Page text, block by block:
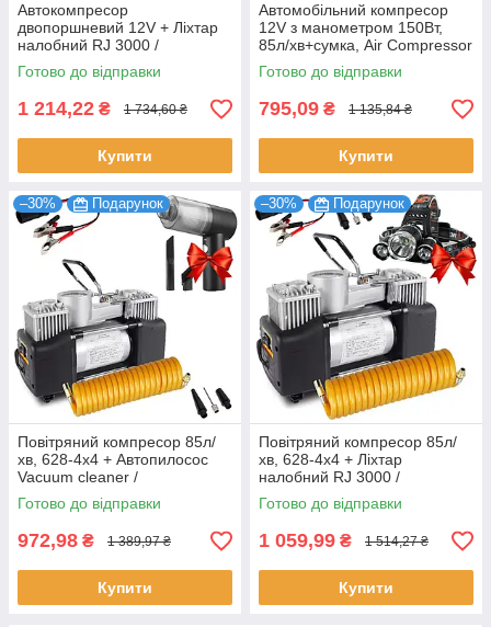
Автокомпресор
двопоршневий 12V + Ліхтар
налобний RJ 3000 /
Автомобільний насос 85л/хв
Готово до відправки
1 214,22 ₴ 1 734,60 ₴
Купити
Автомобільний компресор
12V з манометром 150Вт,
85л/хв+сумка, Air Compressor
628-4x4, Чорний / Повітряний
компресор
Готово до відправки
795,09 ₴ 1 135,84 ₴
Купити
–30% Подарунок
Повітряний компресор 85л/
хв, 628-4x4 + Автопилосос
Vacuum cleaner /
Двопоршневий компресор
для авто
Готово до відправки
972,98 ₴ 1 389,97 ₴
Купити
–30% Подарунок
Повітряний компресор 85л/
хв, 628-4x4 + Ліхтар
налобний RJ 3000 /
Двопоршневий
автокомпресор
Готово до відправки
1 059,99 ₴ 1 514,27 ₴
Купити